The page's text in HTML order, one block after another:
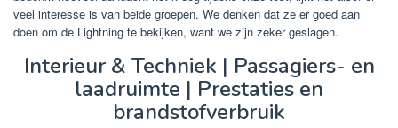
veel interesse is van beide groepen. We denken dat ze er goed aan
doen om de Lightning te bekijken, want we zijn zeker geslagen.
Interieur & Techniek | Passagiers- en
laadruimte | Prestaties en
brandstofverbruik